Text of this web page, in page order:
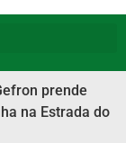
prende
na Estrada do